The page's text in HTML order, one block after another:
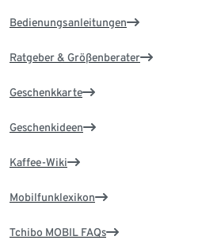
Bedienungsanleitungen
Ratgeber & Größenberater
Geschenkkarte
Geschenkideen
Kaffee-Wiki
Mobilfunklexikon
Tchibo MOBIL FAQs